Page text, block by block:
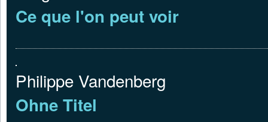
Ce que l'on peut voir
Philippe Vandenberg
Ohne Titel